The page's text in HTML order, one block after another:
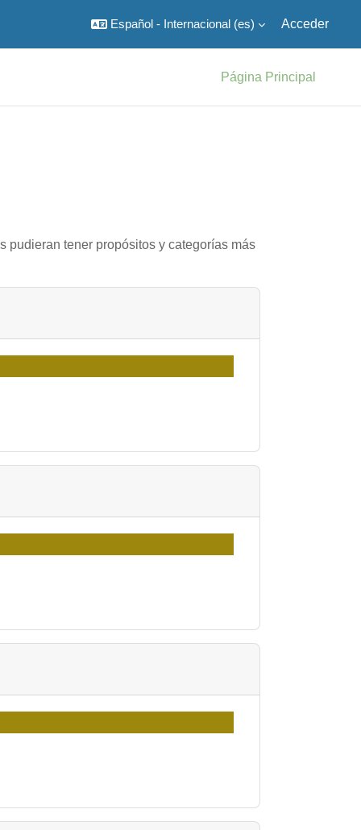
Español - Internacional ‎(es)‎ Acceder
Página Principal
pudieran tener propósitos y categorías más